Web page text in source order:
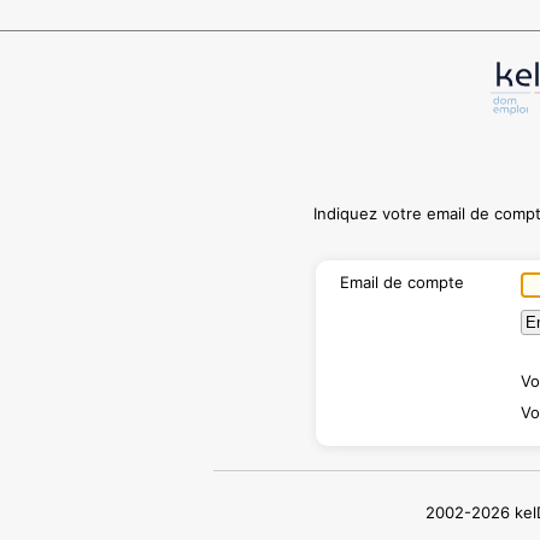
Indiquez votre email de
Email de compte
2002-2026